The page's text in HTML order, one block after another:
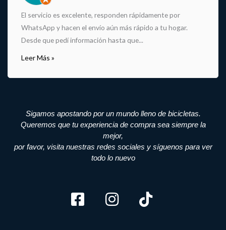
El servicio es excelente, responden rápidamente por
WhatsApp y hacen el envío aún más rápido a tu hogar.
Desde que pedí información hasta que...
Leer Más »
Sigamos apostando por un mundo lleno de bicicletas.
Queremos que tu experiencia de compra sea siempre la
mejor,
por favor, visita nuestras redes sociales y síguenos para ver
todo lo nuevo